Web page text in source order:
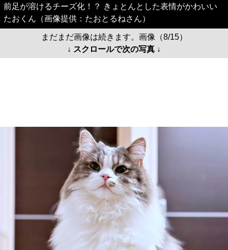
前足が溶けるチーズ化！？ きょとんとした表情がかわいい
たおくん（画像提供：たおとるねさん）
まだまだ画像は続きます。画像（8/15）
↓ スクロールで次の写真 ↓